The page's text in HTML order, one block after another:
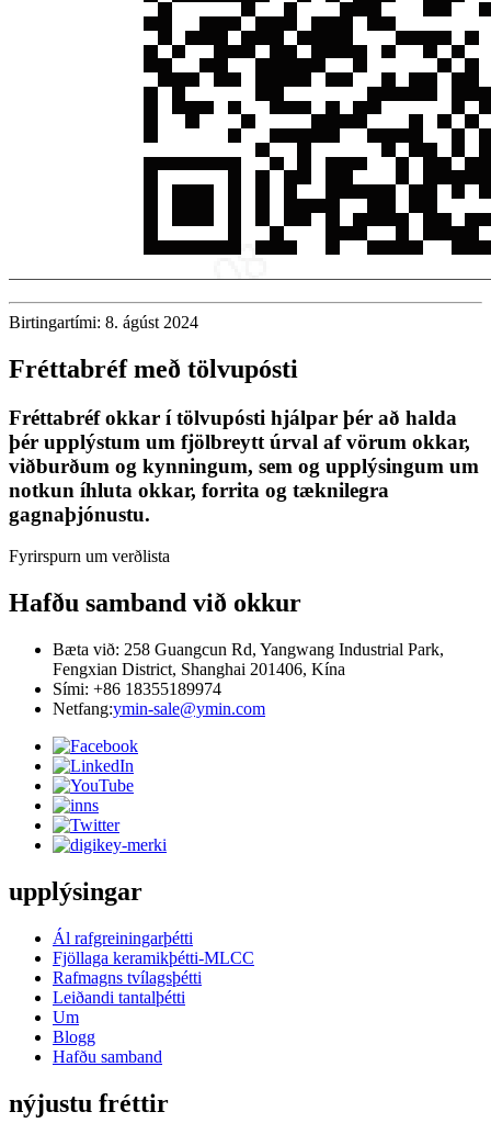
Birtingartími: 8. ágúst 2024
Fréttabréf með tölvupósti
Fréttabréf okkar í tölvupósti hjálpar þér að halda
þér upplýstum um fjölbreytt úrval af vörum okkar,
viðburðum og kynningum, sem og upplýsingum um
notkun íhluta okkar, forrita og tæknilegra
gagnaþjónustu.
Fyrirspurn um verðlista
Hafðu samband við okkur
Bæta við: 258 Guangcun Rd, Yangwang Industrial Park,
Fengxian District, Shanghai 201406, Kína
Sími: +86 18355189974
Netfang:ymin-sale@ymin.com
upplýsingar
Ál rafgreiningarþétti
Fjöllaga keramikþétti-MLCC
Rafmagns tvílagsþétti
Leiðandi tantalþétti
Um
Blogg
Hafðu samband
nýjustu fréttir